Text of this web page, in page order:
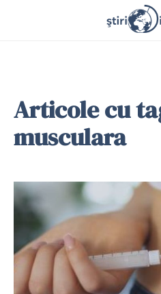
Articole cu
musculara